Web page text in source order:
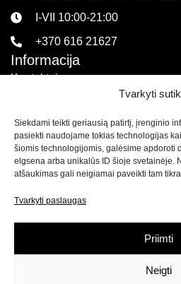
Tvarkyti
Siekdami teikti geriausią patirtį, įrenginio
pasiekti naudojame tokias technologijas
šiomis technologijomis, galėsime apdoroti
elgsena arba unikalūs ID šioje svetainėje.
atšaukimas gali neigiamai paveikti tam
Tvarkyti paslaugas
Priimti
Neigti
I-VII 10:00-21:00
+370 616 21627
Informacija
Kontaktai
Pirkimo sąlygos ir taisyklės
Privatumo politika
Sekite mus
savo pirmam apsipirkimui mūsų